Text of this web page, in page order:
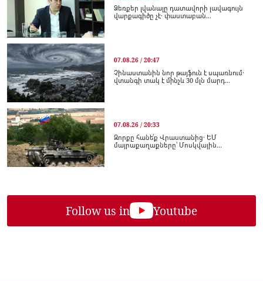
Ձեռքեր լվանալը դատավորի լավագույն
վարքագիծը չէ․ փաստաբան...
07.08.26 / 20:47
Չինաստանին նոր թայֆուն է սպառնում․
վտանգի տակ է մինչև 30 մլն մարդ...
07.08.26 / 20:33
Զորքը հանե՛ք Վրաստանից․ ԵՄ
մայրաքաղաքները՝ Մոսկվային...
Follow us in Youtube